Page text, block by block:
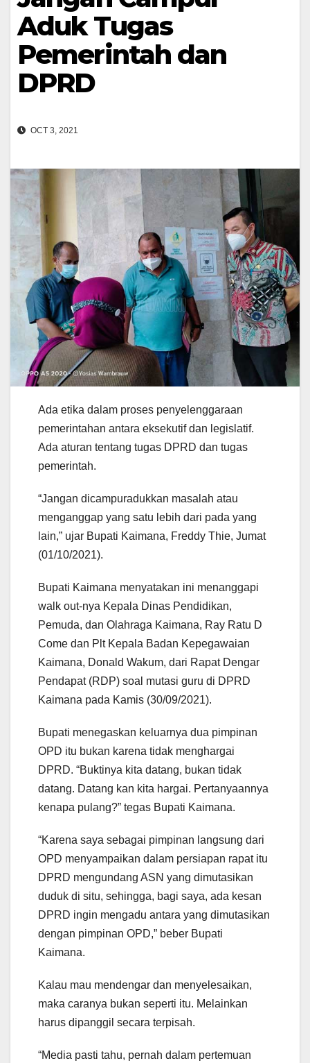
Aduk Tugas
Pemerintah dan
DPRD
OCT 3, 2021
Ada etika dalam proses penyelenggaraan
pemerintahan antara eksekutif dan legislatif.
Ada aturan tentang tugas DPRD dan tugas
pemerintah.
“Jangan dicampuradukkan masalah atau
menganggap yang satu lebih dari pada yang
lain,” ujar Bupati Kaimana, Freddy Thie, Jumat
(01/10/2021).
Bupati Kaimana menyatakan ini menanggapi
walk out-nya Kepala Dinas Pendidikan,
Pemuda, dan Olahraga Kaimana, Ray Ratu D
Come dan Plt Kepala Badan Kepegawaian
Kaimana, Donald Wakum, dari Rapat Dengar
Pendapat (RDP) soal mutasi guru di DPRD
Kaimana pada Kamis (30/09/2021).
Bupati menegaskan keluarnya dua pimpinan
OPD itu bukan karena tidak menghargai
DPRD. “Buktinya kita datang, bukan tidak
datang. Datang kan kita hargai. Pertanyaannya
kenapa pulang?” tegas Bupati Kaimana.
“Karena saya sebagai pimpinan langsung dari
OPD menyampaikan dalam persiapan rapat itu
DPRD mengundang ASN yang dimutasikan
duduk di situ, sehingga, bagi saya, ada kesan
DPRD ingin mengadu antara yang dimutasikan
dengan pimpinan OPD,” beber Bupati
Kaimana.
Kalau mau mendengar dan menyelesaikan,
maka caranya bukan seperti itu. Melainkan
harus dipanggil secara terpisah.
“Media pasti tahu, pernah dalam pertemuan